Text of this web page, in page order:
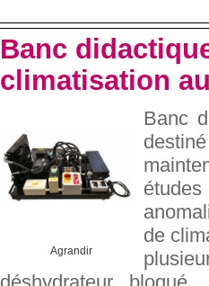
Banc
climatisation
Agrandir
Banc
de